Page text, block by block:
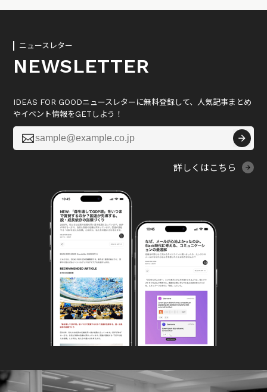
ニュースレター
NEWSLETTER
IDEAS FOR GOODニュースレターに無料登録して、人気記事まとめ
やイベント情報をGETしよう！

詳しくはこちら